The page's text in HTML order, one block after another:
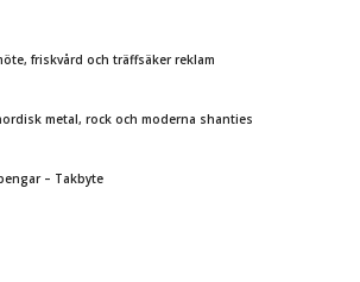
friskvård och träffsäker reklam
metal, rock och moderna shanties
– Takbyte